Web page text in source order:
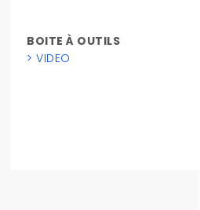
BOITE À OUTILS
> VIDEO